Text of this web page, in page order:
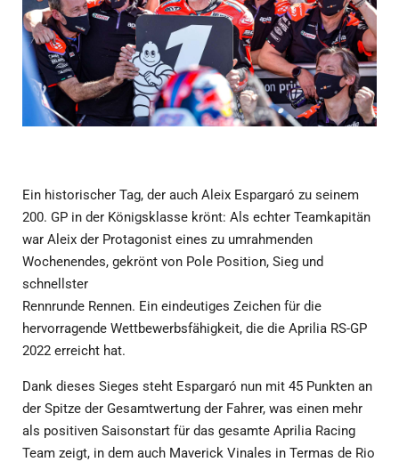
Ein historischer Tag, der auch Aleix Espargaró zu seinem
200. GP in der Königsklasse krönt: Als echter Teamkapitän
war Aleix der Protagonist eines zu umrahmenden
Wochenendes, gekrönt von Pole Position, Sieg und
schnellster
Rennrunde Rennen. Ein eindeutiges Zeichen für die
hervorragende Wettbewerbsfähigkeit, die die Aprilia RS-GP
2022 erreicht hat.
Dank dieses Sieges steht Espargaró nun mit 45 Punkten an
der Spitze der Gesamtwertung der Fahrer, was einen mehr
als positiven Saisonstart für das gesamte Aprilia Racing
Team zeigt, in dem auch Maverick Vinales in Termas de Rio